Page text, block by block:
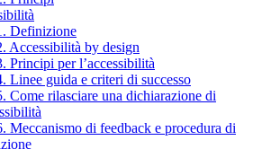
Definizione
Accessibilità by design
Principi per l’accessibilità
Linee guida e criteri di successo
Come rilasciare una dichiarazione di
Meccanismo di feedback e procedura di